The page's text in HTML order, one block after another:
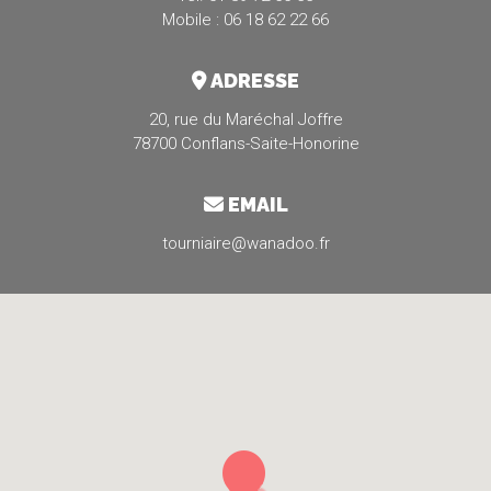
Mobile : 06 18 62 22 66
ADRESSE
20, rue du Maréchal Joffre
78700 Conflans-Saite-Honorine
EMAIL
tourniaire@wanadoo.fr